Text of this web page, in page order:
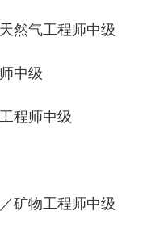
然气工程师中级
验师中级
程师中级
级
矿物工程师中级